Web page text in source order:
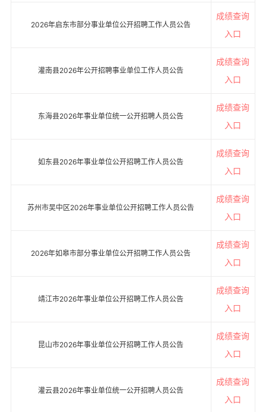
2026年启东市部分事业单位公开招聘工作人员公告
成绩查询
入口
灌南县2026年公开招聘事业单位工作人员公告
成绩查询
入口
东海县2026年事业单位统一公开招聘人员公告
成绩查询
入口
如东县2026年事业单位公开招聘工作人员公告
成绩查询
入口
苏州市吴中区2026年事业单位公开招聘工作人员公告
成绩查询
入口
2026年如皋市部分事业单位公开招聘工作人员公告
成绩查询
入口
靖江市2026年事业单位公开招聘工作人员公告
成绩查询
入口
昆山市2026年事业单位公开招聘工作人员公告
成绩查询
入口
灌云县2026年事业单位统一公开招聘人员公告
成绩查询
入口